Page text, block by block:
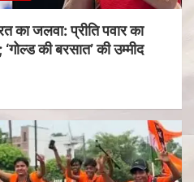
का जलवा: प्रीति पवार का
की बरसात’ की उम्मीद